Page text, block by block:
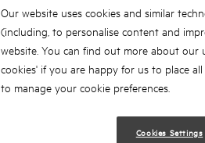
Il
VISITA
Our website uses cookies and similar
(including, to personalise content and
website. You can find out more about our
cookies' if you are happy for us to place
to manage your cookie preferences.
Cookies Settings